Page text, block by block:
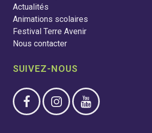
Actualités
Animations scolaires
Festival Terre Avenir
Nous contacter
SUIVEZ-NOUS